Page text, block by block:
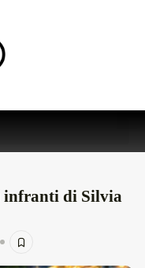
infranti di Silvia